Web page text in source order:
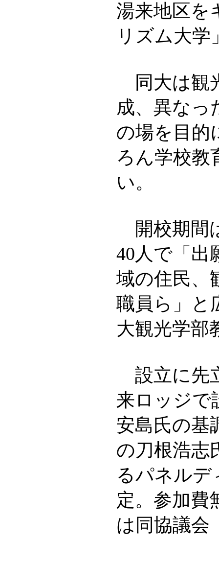
湯来地区を
リズム大学
同大は観
成、異なっ
の場を目的
ろん学校教
い。
開校期間
40人で「出
域の住民、
職員ら」と
大観光学部
設立に先
来ロッジで
安島氏の基
の刀根浩志
るパネルデ
定。参加費
は同協議会